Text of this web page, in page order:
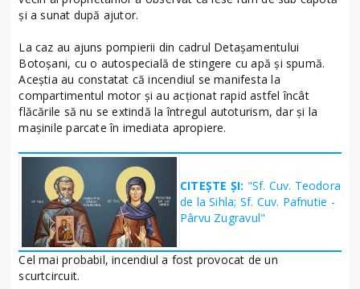
și a sunat după ajutor.
La caz au ajuns pompierii din cadrul Detașamentului
Botoșani, cu o autospecială de stingere cu apă și spumă.
Aceștia au constatat că incendiul se manifesta la
compartimentul motor și au acționat rapid astfel încât
flăcările să nu se extindă la întregul autoturism, dar și la
mașinile parcate în imediata apropiere.
CITEȘTE ȘI: "Sf. Cuv. Teodora
de la Sihla; Sf. Cuv. Pafnutie -
Pârvu Zugravul"
Cel mai probabil, incendiul a fost provocat de un
scurtcircuit.